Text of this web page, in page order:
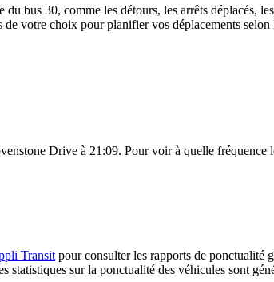
bus 30, comme les détours, les arrêts déplacés,
votre choix pour planifier vos déplacements
Drive à 21:09. Pour voir à quelle fréquence
Transit pour consulter les rapports de ponctualité
sur la ponctualité des véhicules sont